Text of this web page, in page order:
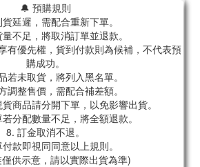
🔔 預購規則
延遲，需配合重新下單。
不足，將取消訂單並退款。
有優先權，貨到付款則為候補，不代表預
購成功。
若未取貨，將列入黑名單。
調整售價，需配合補差額。
商品請分開下單，以免影響出貨。
分配數量不足，將全額退款。
8. 訂金取消不退。
款即視同同意以上規則。
供示意，請以實際出貨為準)